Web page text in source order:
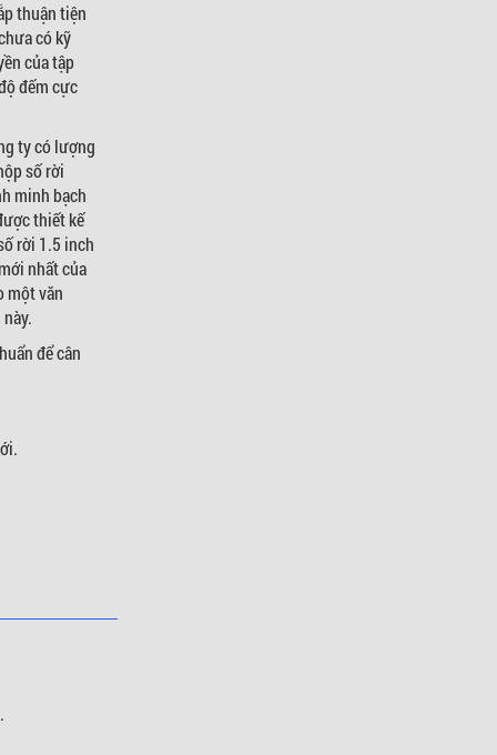
thuận tiện
có kỹ
của tập
đếm cực
ty có lượng
số rời
minh bạch
thiết kế
rời 1.5 inch
nhất của
một văn
để cân